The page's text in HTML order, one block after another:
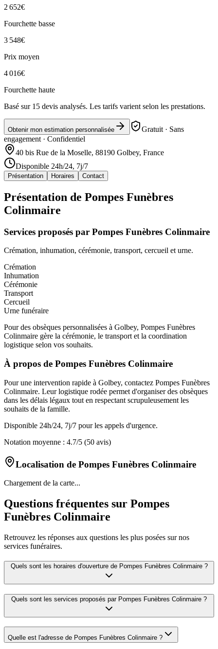
2 652€
Fourchette basse
3 548€
Prix moyen
4 016€
Fourchette haute
Basé sur 15 devis analysés. Les tarifs varient selon les prestations.
Obtenir mon estimation personnalisée
Gratuit · Sans
engagement · Confidentiel
40 bis Rue de la Moselle, 88190 Golbey, France
Disponible 24h/24, 7j/7
Présentation Horaires Contact
Présentation de Pompes Funèbres
Colinmaire
Services proposés par Pompes Funèbres Colinmaire
Crémation, inhumation, cérémonie, transport, cercueil et urne.
Crémation
Inhumation
Cérémonie
Transport
Cercueil
Urne funéraire
Pour des obsèques personnalisées à Golbey, Pompes Funèbres
Colinmaire gère la cérémonie, le transport et la coordination
logistique selon vos souhaits.
À propos de Pompes Funèbres Colinmaire
Pour une intervention rapide à Golbey, contactez Pompes Funèbres
Colinmaire. Leur logistique rodée permet d'organiser des obsèques
dans les délais légaux tout en respectant scrupuleusement les
souhaits de la famille.
Disponible 24h/24, 7j/7 pour les appels d'urgence.
Notation moyenne : 4.7/5 (50 avis)
Localisation de Pompes Funèbres Colinmaire
Chargement de la carte...
Questions fréquentes sur Pompes
Funèbres Colinmaire
Retrouvez les réponses aux questions les plus posées sur nos
services funéraires.
Quels sont les horaires d'ouverture de Pompes Funèbres Colinmaire?
Quels sont les services proposés par Pompes Funèbres Colinmaire ?
Quelle est l'adresse de Pompes Funèbres Colinmaire ?